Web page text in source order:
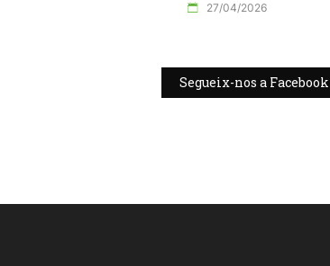
27/04/2026
Segueix-nos a Facebook